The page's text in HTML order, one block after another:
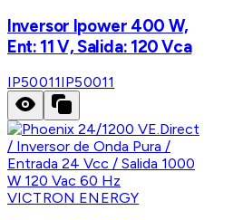
Inversor Ipower 400 W,
Ent: 11 V, Salida: 120 Vca
IP50011IP50011
VICTRON ENERGY